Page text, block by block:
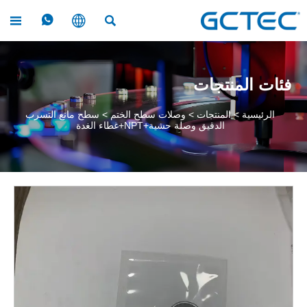




فئات المنتجات
الرئيسية>المنتجات >وصلات سطح الختم> سطح مانع التسرب
الدقيق وصلة حشية+NPT+غطاء الغدة